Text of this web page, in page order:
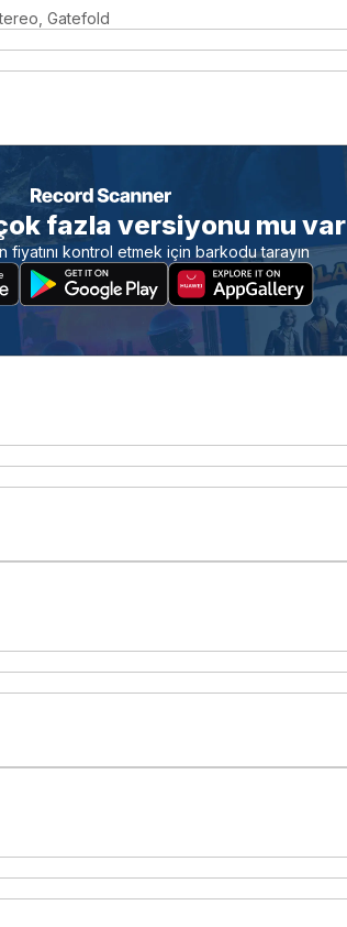
Gatefold
fazla versiyonu mu
fiyatını kontrol etmek için barkodu tarayın